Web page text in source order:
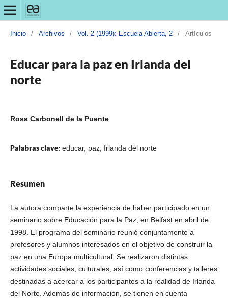
Inicio / Archivos / Vol. 2 (1999): Escuela Abierta, 2 / Artículos
Educar para la paz en Irlanda del
norte
Rosa Carbonell de la Puente
Palabras clave: educar, paz, Irlanda del norte
Resumen
La autora comparte la experiencia de haber participado en un
seminario sobre Educación para la Paz, en Belfast en abril de
1998. El programa del seminario reunió conjuntamente a
profesores y alumnos interesados en el objetivo de construir la
paz en una Europa multicultural. Se realizaron distintas
actividades sociales, culturales, así como conferencias y talleres
destinadas a acercar a los participantes a la realidad de Irlanda
del Norte. Además de información, se tienen en cuenta